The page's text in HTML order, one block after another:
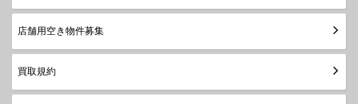
店舗用空き物件募集
買取規約